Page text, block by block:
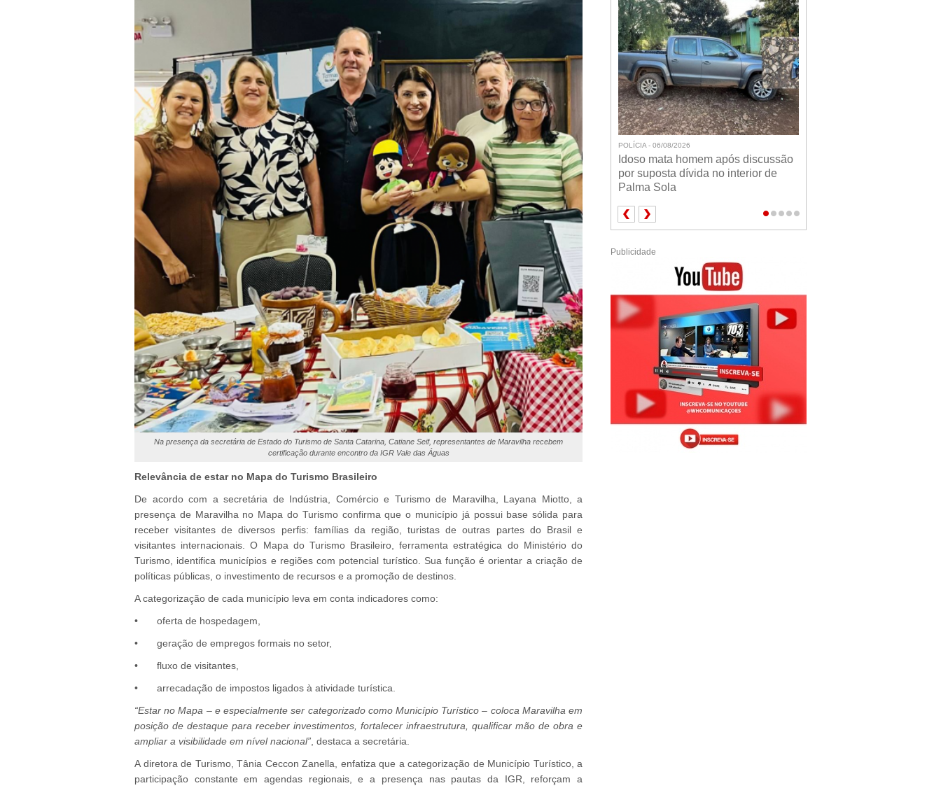
Na presença da secretária de Estado do Turismo de Santa Catarina, Catiane Seif, representantes de Maravilha recebem
certificação durante encontro da IGR Vale das Águas
Relevância de estar no Mapa do Turismo Brasileiro
De acordo com a secretária de Indústria, Comércio e Turismo de Maravilha, Layana Miotto, a
presença de Maravilha no Mapa do Turismo confirma que o município já possui base sólida para
receber visitantes de diversos perfis: famílias da região, turistas de outras partes do Brasil e
visitantes internacionais. O Mapa do Turismo Brasileiro, ferramenta estratégica do Ministério do
Turismo, identifica municípios e regiões com potencial turístico. Sua função é orientar a criação de
políticas públicas, o investimento de recursos e a promoção de destinos.
A categorização de cada município leva em conta indicadores como:
•
oferta de hospedagem,
•
geração de empregos formais no setor,
•
fluxo de visitantes,
•
arrecadação de impostos ligados à atividade turística.
“Estar no Mapa – e especialmente ser categorizado como Município Turístico – coloca Maravilha em
posição de destaque para receber investimentos, fortalecer infraestrutura, qualificar mão de obra e
ampliar a visibilidade em nível nacional” , destaca a secretária.
A diretora de Turismo, Tânia Ceccon Zanella, enfatiza que a categorização de Município Turístico, a
participação constante em agendas regionais, e a presença nas pautas da IGR, reforçam a
POLÍCIA - 06/08/2026
Idoso mata homem após discussão
por suposta dívida no interior de
Palma Sola
Publicidade